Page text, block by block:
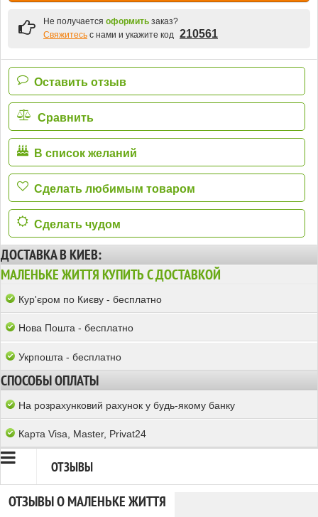
Не получается оформить заказ?
Свяжитесь с нами и укажите код 210561
Оставить отзыв
Сравнить
В список желаний
Сделать любимым товаром
Сделать чудом
ДОСТАВКА В КИЕВ:
МАЛЕНЬКЕ ЖИТТЯ КУПИТЬ С ДОСТАВКОЙ
Кур'єром по Києву - бесплатно
Нова Пошта - бесплатно
Укрпошта - бесплатно
СПОСОБЫ ОПЛАТЫ
На розрахунковий рахунок у будь-якому банку
Карта Visa, Master, Privat24
ОТЗЫВЫ
ОТЗЫВЫ О МАЛЕНЬКЕ ЖИТТЯ